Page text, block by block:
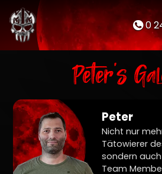
t0
Peter's
Peter
Nicht nur
Tätowierer
sondern
Team